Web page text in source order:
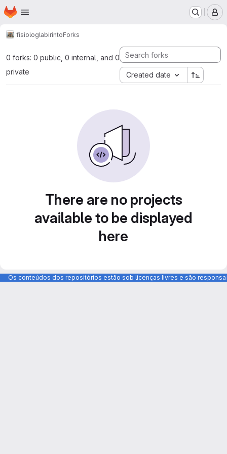
Skip to main content
Homepage
fisiologlabirintoForks
0 forks: 0 public, 0 internal, and 0
private
Created date
There are no projects
available to be displayed
here
Os conteúdos dos repositórios estão sob licenças livres e são